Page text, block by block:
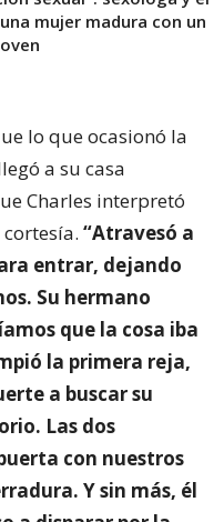
mujer madura con un
lo que ocasionó la
a su casa
Charles interpretó
“Atravesó a
entrar, dejando
Su hermano
que la cosa iba
la primera reja,
a buscar su
Las dos
con nuestros
Y sin más, él